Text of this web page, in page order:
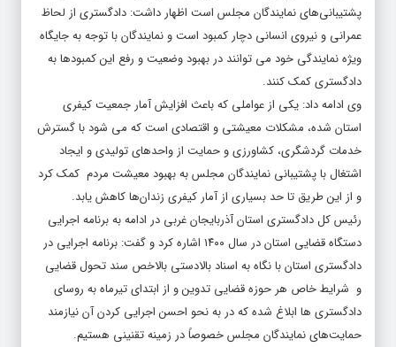
پشتیبانی‌های نمایندگان مجلس است اظهار داشت: دادگستری از لحاظ
عمرانی و نیروی انسانی دچار کمبود است و نمایندگان با توجه به جایگاه
ویژه نمایندگی خود می توانند در بهبود وضعیت و رفع این کمبودها به
دادگستری کمک کنند.
وی ادامه داد: یکی از عواملی که باعث افزایش آمار جمعیت کیفری
استان شده، مشکلات معیشتی و اقتصادی است که می شود با گسترش
خدمات گردشگری، کشاورزی و حمایت از واحدهای تولیدی و ایجاد
اشتغال با پشتیبانی نمایندگان مجلس به بهبود معیشت مردم کمک کرد
و از این طریق تا حد بسیاری از آمار کیفری زندان‌ها کاهش یابد.
رئیس کل دادگستری استان آذربایجان‌ غربی در ادامه به برنامه اجرایی
دستگاه قضایی استان در سال ۱۴۰۰ اشاره کرد و گفت: برنامه اجرایی در
دادگستری استان با نگاه به اسناد بالادستی بالاخص سند تحول قضایی
و شرایط خاص هر حوزه قضایی تدوین و از ابتدای تیرماه به روسای
دادگستری ها ابلاغ شده که در به نحو احسن اجرایی کردن آن نیازمند
حمایت‌های نمایندگان مجلس خصوصاً در زمینه تقنینی هستیم.